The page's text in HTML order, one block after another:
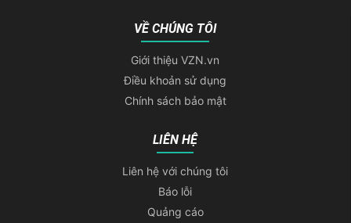
VỀ CHÚNG TÔI
Giới thiệu VZN.vn
Điều khoản sử dụng
Chính sách bảo mật
LIÊN HỆ
Liên hệ với chúng tôi
Báo lỗi
Quảng cáo